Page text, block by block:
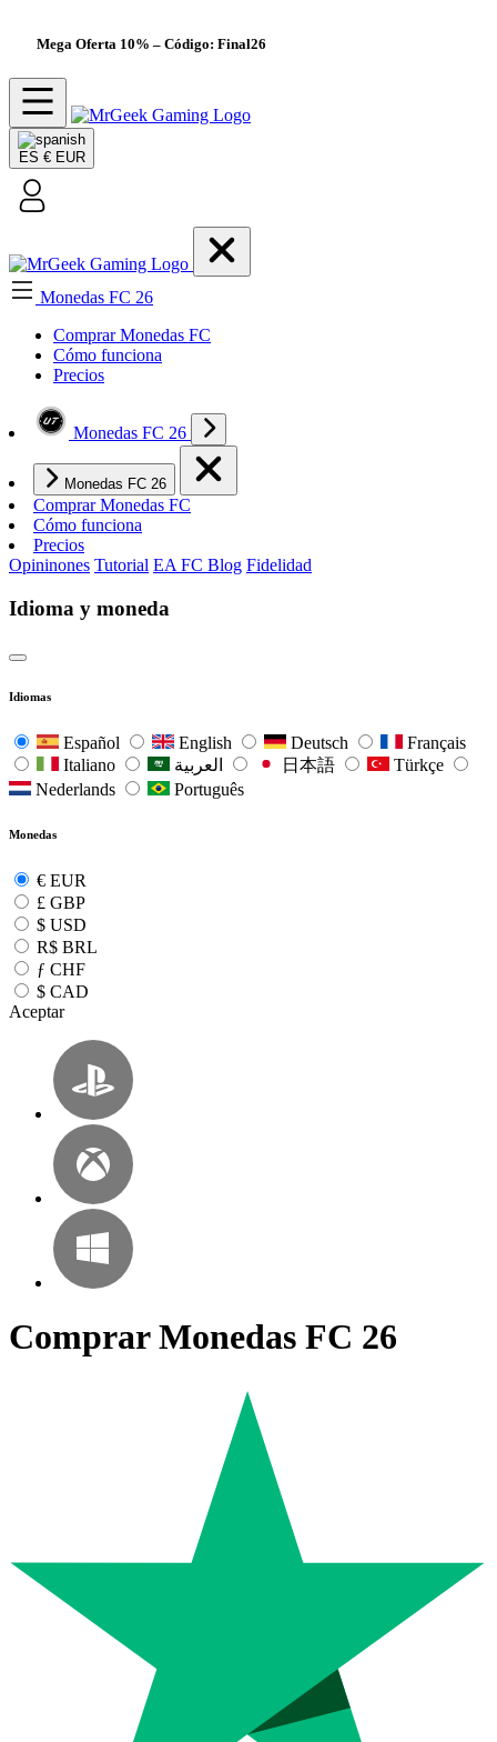
Mega Oferta 10% – Código: Final26
ES € EUR
Monedas FC 26
Comprar Monedas FC
Cómo funciona
Precios
Monedas FC 26
Monedas FC 26
Comprar Monedas FC
Cómo funciona
Precios
Opininones Tutorial EA FC Blog Fidelidad
Idioma y moneda
Idiomas
Español English Deutsch
Français
Italiano
日本語
Türkçe
Nederlands
Português
Monedas
€ EUR
£ GBP
$ USD
R$ BRL
ƒ CHF
$ CAD
Aceptar
Comprar Monedas FC 26